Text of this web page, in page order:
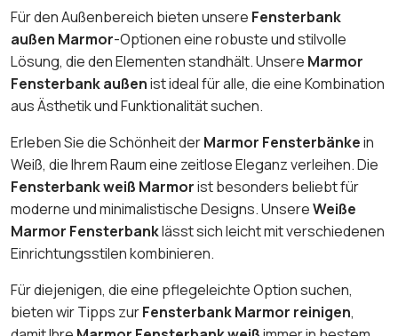
Für den Außenbereich bieten unsere Fensterbank
außen Marmor-Optionen eine robuste und stilvolle
Lösung, die den Elementen standhält. Unsere Marmor
Fensterbank außenist ideal für alle, die eine Kombination
aus Ästhetik und Funktionalität suchen.
Erleben Sie die Schönheit derMarmor Fensterbänkein
Weiß, die Ihrem Raum eine zeitlose Eleganz verleihen. Die
Fensterbank weiß Marmorist besonders beliebt für
moderne und minimalistische Designs. UnsereWeiße
Marmor Fensterbanklässt sich leicht mit verschiedenen
Einrichtungsstilen kombinieren.
Für diejenigen, die eine pflegeleichte Option suchen,
bieten wir Tipps zurFensterbank Marmor reinigen,